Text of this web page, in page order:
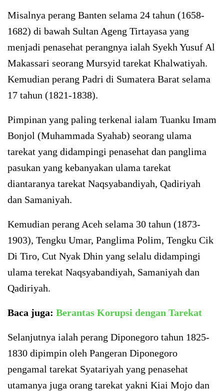
Misalnya perang Banten selama 24 tahun (1658-
1682) di bawah Sultan Ageng Tirtayasa yang
menjadi penasehat perangnya ialah Syekh Yusuf Al
Makassari seorang Mursyid tarekat Khalwatiyah.
Kemudian perang Padri di Sumatera Barat selama
17 tahun (1821-1838).
Pimpinan yang paling terkenal ialam Tuanku Imam
Bonjol (Muhammada Syahab) seorang ulama
tarekat yang didampingi penasehat dan panglima
pasukan yang kebanyakan ulama tarekat
diantaranya tarekat Naqsyabandiyah, Qadiriyah
dan Samaniyah.
Kemudian perang Aceh selama 30 tahun (1873-
1903), Tengku Umar, Panglima Polim, Tengku Cik
Di Tiro, Cut Nyak Dhin yang selalu didampingi
ulama terekat Naqsyabandiyah, Samaniyah dan
Qadiriyah.
Baca juga: Berantas Korupsi dengan Tarekat
Selanjutnya ialah perang Diponegoro tahun 1825-
1830 dipimpin oleh Pangeran Diponegoro
pengamal tarekat Syatariyah yang penasehat
utamanya juga orang tarekat yakni Kiai Mojo dan